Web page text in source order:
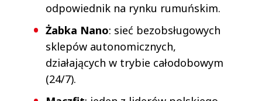
odpowiednik na rynku rumuńskim.
Żabka Nano: sieć bezobsługowych
sklepów autonomicznych,
działających w trybie całodobowym
(24/7).